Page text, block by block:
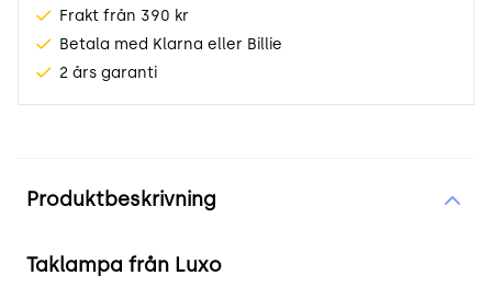
Frakt från 390 kr
Betala med Klarna eller Billie
2 års garanti
Produktbeskrivning
Taklampa från Luxo